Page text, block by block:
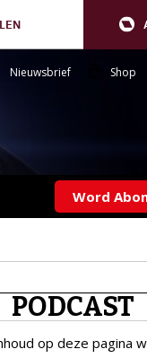
Nieuwsbrief Shop
Word
PODCAST
op deze pagina